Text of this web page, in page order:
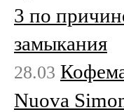
3 по
замыкания
28.03
Nuova